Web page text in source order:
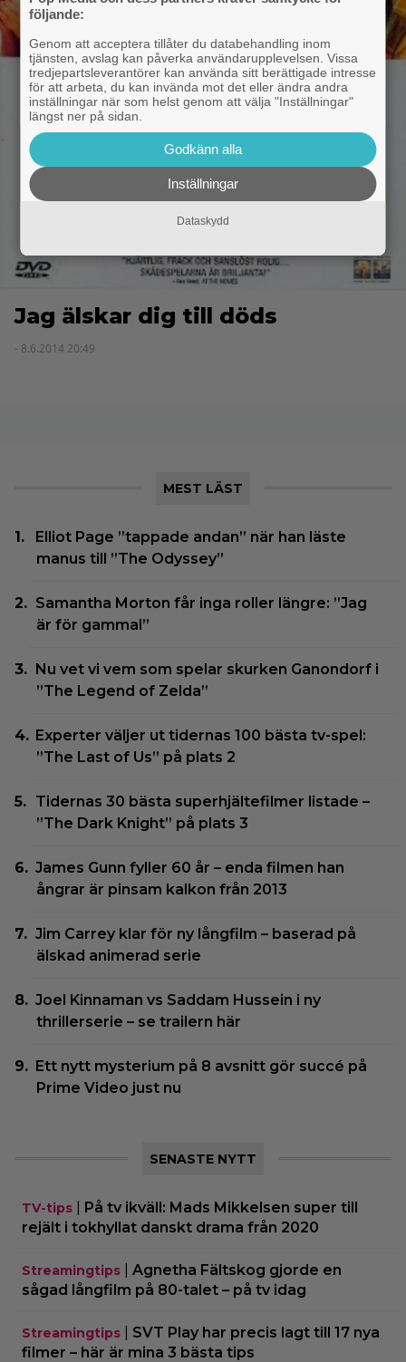
Jag älskar dig till döds
- 8.6.2014 20:49
MEST LÄST
Elliot Page ”tappade andan” när han läste
manus till ”The Odyssey”
Samantha Morton får inga roller längre: ”Jag
är för gammal”
Nu vet vi vem som spelar skurken Ganondorf i
”The Legend of Zelda”
Experter väljer ut tidernas 100 bästa tv-spel:
”The Last of Us” på plats 2
Tidernas 30 bästa superhjältefilmer listade –
”The Dark Knight” på plats 3
James Gunn fyller 60 år – enda filmen han
ångrar är pinsam kalkon från 2013
Jim Carrey klar för ny långfilm – baserad på
älskad animerad serie
Joel Kinnaman vs Saddam Hussein i ny
thrillerserie – se trailern här
Ett nytt mysterium på 8 avsnitt gör succé på
Prime Video just nu
SENASTE NYTT
TV-tips
På tv ikväll: Mads Mikkelsen super till
rejält i tokhyllat danskt drama från 2020
Streamingtips
Agnetha Fältskog gjorde en
sågad långfilm på 80-talet – på tv idag
Streamingtips
SVT Play har precis lagt till 17 nya
filmer – här är mina 3 bästa tips
följande:
Genom att acceptera tillåter du databehandling inom
tjänsten, avslag kan påverka användarupplevelsen. Vissa
tredjepartsleverantörer kan använda sitt berättigade intresse
för att arbeta, du kan invända mot det eller ändra andra
inställningar när som helst genom att välja "Inställningar"
längst ner på sidan.
Godkänn alla
Inställningar
Dataskydd